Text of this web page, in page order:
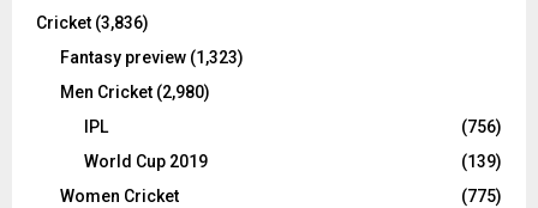
Cricket (3,836)
Fantasy preview (1,323)
Men Cricket (2,980)
IPL
(756)
World Cup 2019
(139)
Women Cricket
(775)